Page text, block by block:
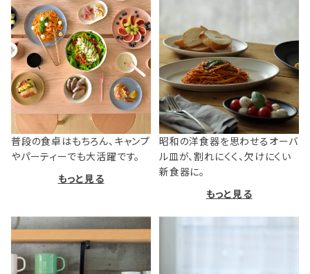
普段の食卓はもちろん、キャンプ
やパーティーでも大活躍です。
もっと見る
昭和の洋食器を思わせるオーバ
ル皿が、割れにくく、欠けにくい
新食器に。
もっと見る